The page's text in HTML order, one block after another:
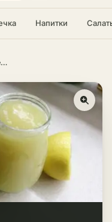
Напитки
Джем из дыни с лимоном – пошаговый рецепт в домашних условиях